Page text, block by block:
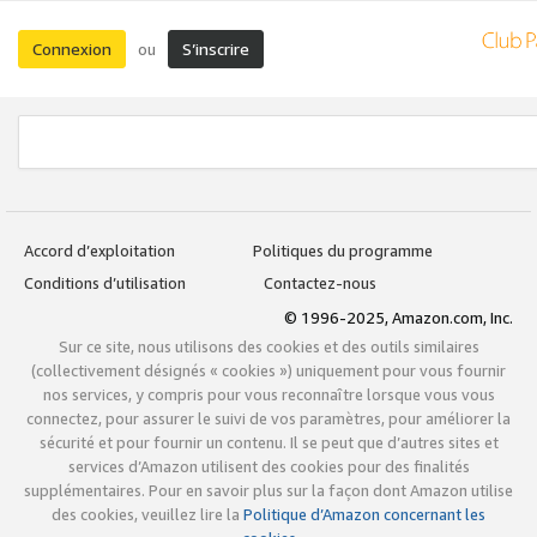
Connexion ou S’inscrire
Accord d’exploitation
Politiques du programme
Conditions d’utilisation
Contactez-nous
© 1996-2025, Amazon.com, Inc.
Sur ce site, nous utilisons des cookies et des outils similaires
(collectivement désignés « cookies ») uniquement pour vous fournir
nos services, y compris pour vous reconnaître lorsque vous vous
connectez, pour assurer le suivi de vos paramètres, pour améliorer la
sécurité et pour fournir un contenu. Il se peut que d’autres sites et
services d’Amazon utilisent des cookies pour des finalités
supplémentaires. Pour en savoir plus sur la façon dont Amazon utilise
des cookies, veuillez lire la Politique d’Amazon concernant les